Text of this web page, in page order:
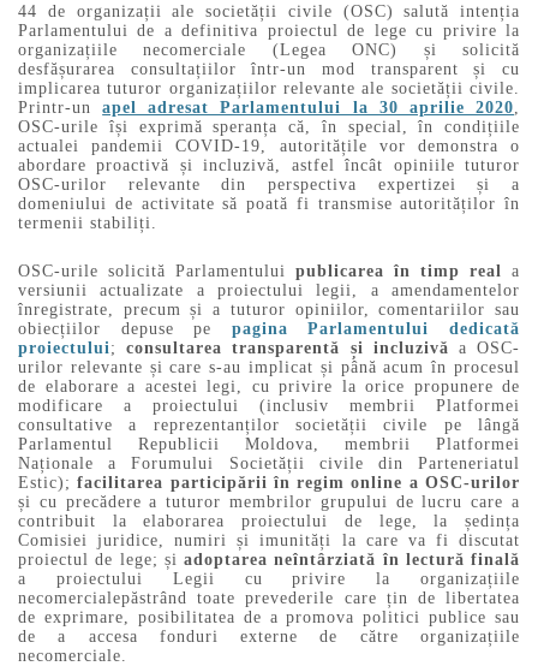
44 de organizații ale societății civile (OSC) salută intenția
Parlamentului de a definitiva proiectul de lege cu privire la
organizațiile necomerciale (Legea ONC) și solicită
desfășurarea consultațiilor într-un mod transparent și cu
implicarea tuturor organizațiilor relevante ale societății civile.
Printr-unapel adresat Parlamentului la 30 aprilie 2020
OSC-urile își exprimă speranța că, în special, în condițiile
actualei pandemii COVID-19, autoritățile vor demonstra o
abordare proactivă și incluzivă, astfel încât opiniile tuturor
OSC-urilor relevante din perspectiva expertizei și a
domeniului de activitate să poată fi transmise autorităților în
termenii stabiliți.
OSC-urile solicită Parlamentului publicarea în timp real
a
versiunii actualizate a proiectului legii, a amendamentelor
înregistrate, precum și a tuturor opiniilor, comentariilor sau
obiecțiilor depuse pe pagina Parlamentului dedicată
proiectului ;consultarea transparentă și incluzivă a OSC-
urilor relevante și care s-au implicat și până acum în procesul
de elaborare a acestei legi, cu privire la orice propunere de
modificare a proiectului (inclusiv membrii Platformei
consultative a reprezentanților societății civile pe lângă
Parlamentul Republicii Moldova, membrii Platformei
Naționale a Forumului Societății civile din Parteneriatul
Estic);facilitarea participării în regim online a OSC-urilor
și cu precădere a tuturor membrilor grupului de lucru care a
contribuit la elaborarea proiectului de lege, la ședința
Comisiei juridice, numiri și imunități la care va fi discutat
proiectul de lege; și adoptarea neîntârziată în lectură finală
a proiectului Legii cu privire la organizațiile
necomercialepăstrând toate prevederile care țin de libertatea
de exprimare, posibilitatea de a promova politici publice sau
de a accesa fonduri externe de către organizațiile
necomerciale.